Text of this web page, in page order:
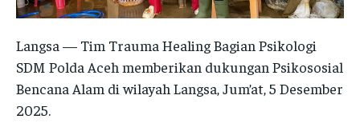
INFORMASI
PENSAT
SATKER
INFORMASI
PENSAT
SATKER
SATKER
POLRES
LAYANAN MASYARAKAT
SATKER
POLRES
LAYANAN MASYARAKAT
Langsa — Tim Trauma Healing Bagian Psikologi
SDM Polda Aceh memberikan dukungan Psikososial
Bencana Alam di wilayah Langsa, Jum’at, 5 Desember
2025.